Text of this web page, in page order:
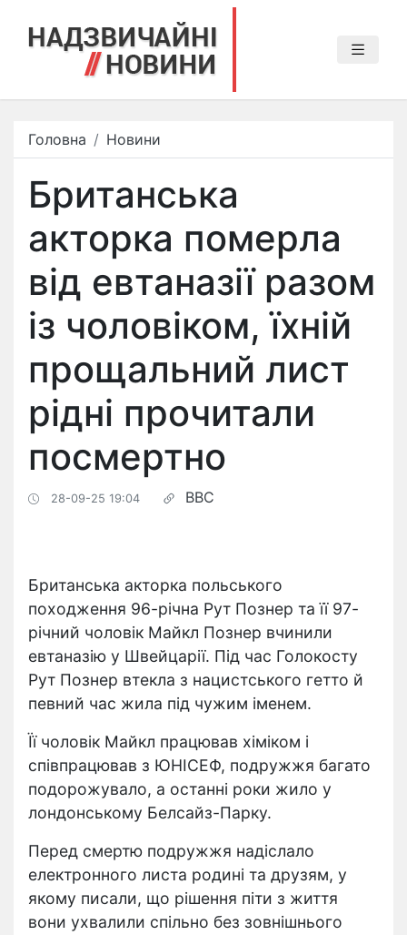
Головна Новини
Британська
акторка померла
від евтаназії разом
із чоловіком, їхній
прощальний лист
рідні прочитали
посмертно
28-09-25 19:04 BBC
Британська акторка польського
походження 96-річна Рут Познер та її 97-
річний чоловік Майкл Познер вчинили
евтаназію у Швейцарії. Під час Голокосту
Рут Познер втекла з нацистського гетто й
певний час жила під чужим іменем.
Її чоловік Майкл працював хіміком і
співпрацював з ЮНІСЕФ, подружжя багато
подорожувало, а останні роки жило у
лондонському Белсайз-Парку.
Перед смертю подружжя надіслало
електронного листа родині та друзям, у
якому писали, що рішення піти з життя
вони ухвалили спільно без зовнішнього